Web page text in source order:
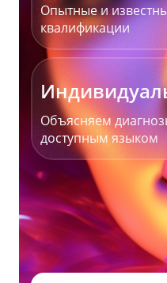
Опытные и
квалификации
Объясняем
доступным языком